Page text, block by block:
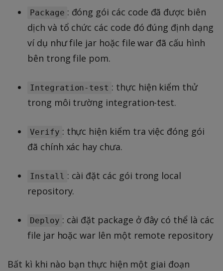
Package : đóng gói các code đã được biên
dịch và tổ chức các code đó đúng định dạng
ví dụ như file jar hoặc file war đã cấu hình
bên trong file pom.
Integration-test : thực hiện kiểm thử
trong môi trường integration-test.
Verify : thực hiện kiểm tra việc đóng gói
đã chính xác hay chưa.
Install : cài đặt các gói trong local
repository.
Deploy : cài đặt package ở đây có thể là các
file jar hoặc war lên một remote repository
Bất kì khi nào bạn thực hiện một giai đoạn